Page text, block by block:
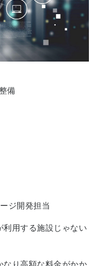
備
ジ開発担当
利用する施設じゃない